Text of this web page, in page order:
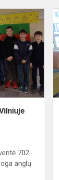
702-
anglų